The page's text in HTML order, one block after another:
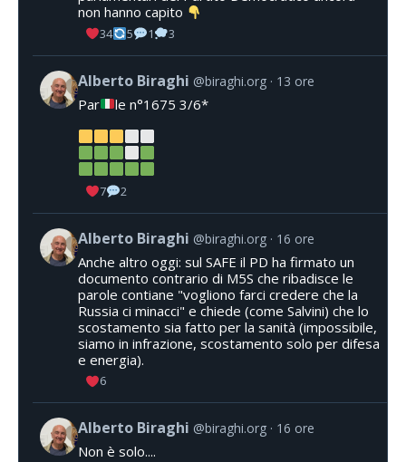
non hanno capito
34 5 1 3
Alberto Biraghi @biraghi.org 13 ore
Par le n°1675 3/6*
7 2
Alberto Biraghi @biraghi.org 16 ore
Anche altro oggi: sul SAFE il PD ha firmato un
documento contrario di M5S che ribadisce le
parole contiane "vogliono farci credere che la
Russia ci minacci" e chiede (come Salvini) che lo
scostamento sia fatto per la sanità (impossibile,
siamo in infrazione, scostamento solo per difesa
e energia).
6
Alberto Biraghi @biraghi.org 16 ore
Non è solo....